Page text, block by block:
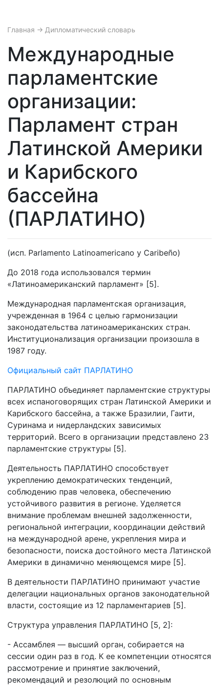
Главная → Дипломатический словарь
Международные
парламентские
организации:
Парламент стран
Латинской Америки
и Карибского
бассейна
(ПАРЛАТИНО)
(исп. Parlamento Latinoamericano y Caribeño)
До 2018 года использовался термин
«Латиноамериканский парламент» [5].
Международная парламентская организация,
учрежденная в 1964 с целью гармонизации
законодательства латиноамериканских стран.
Институционализация организации произошла в
1987 году.
Официальный сайт ПАРЛАТИНО
ПАРЛАТИНО объединяет парламентские структуры
всех испаноговорящих стран Латинской Америки и
Карибского бассейна, а также Бразилии, Гаити,
Суринама и нидерландских зависимых
территорий. Всего в организации представлено 23
парламентские структуры [5].
Деятельность ПАРЛАТИНО способствует
укреплению демократических тенденций,
соблюдению прав человека, обеспечению
устойчивого развития в регионе. Уделяется
внимание проблемам внешней задолженности,
региональной интеграции, координации действий
на международной арене, укрепления мира и
безопасности, поиска достойного места Латинской
Америки в динамично меняющемся мире [5].
В деятельности ПАРЛАТИНО принимают участие
делегации национальных органов законодательной
власти, состоящие из 12 парламентариев [5].
Структура управления ПАРЛАТИНО [5, 2]:
- Ассамблея — высший орган, собирается на
сессии один раз в год. К ее компетенции относятся
рассмотрение и принятие заключений,
рекомендаций и резолюций по основным